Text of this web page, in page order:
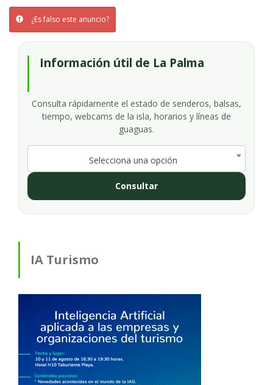
¿Es falso este anuncio?
Información útil de La Palma
Consulta rápidamente el estado de senderos, balsas,
tiempo, webcams de la isla, horarios y líneas de
guaguas.
Selecciona una opción
Consultar
IA Turismo